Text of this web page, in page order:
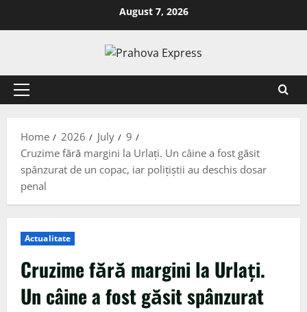
August 7, 2026
Home 2026 July
9
Cruzime fără margini la Urlați. Un câine a fost găsit
spânzurat de un copac, iar polițiștii au deschis dosar
penal
Actualitate
Cruzime fără margini la Urlați.
Un câine a fost găsit spânzurat